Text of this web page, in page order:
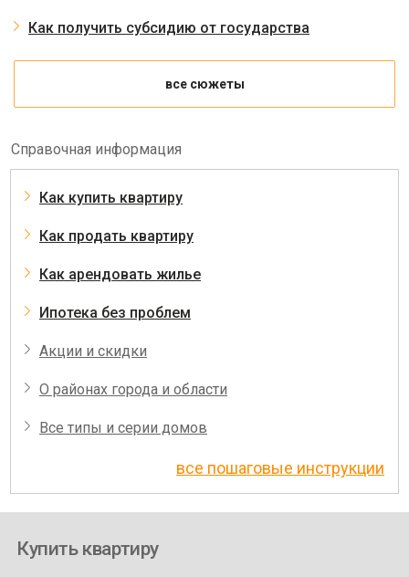
Как получить субсидию от государства
все сюжеты
Справочная информация
Как купить квартиру
Как продать квартиру
Как арендовать жилье
Ипотека без проблем
Акции и скидки
О районах города и области
Все типы и серии домов
все пошаговые инструкции
Купить квартиру